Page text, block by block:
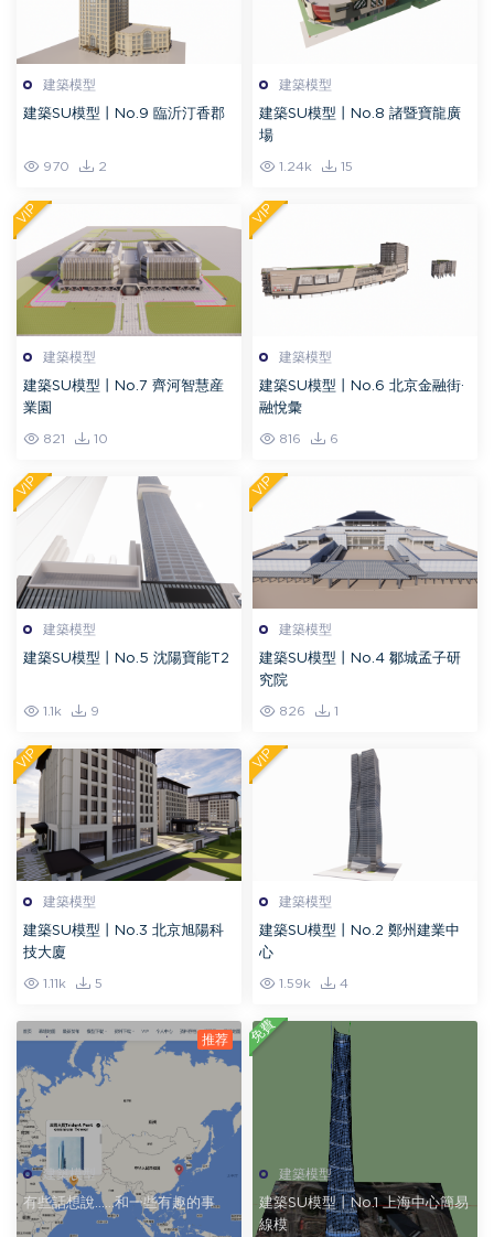
建築模型
建築SU模型丨No.9 臨沂汀香郡
970 2
建築模型
建築SU模型丨No.8 諸暨寶龍廣
場
1.24k 15
建築模型
建築SU模型丨No.7 齊河智慧産
業園
821 10
VIP
建築模型
建築SU模型丨No.6 北京金融街·
融悅彙
816 6
VIP
建築模型
建築SU模型丨No.5 沈陽寶能T2
1.1k 9
VIP
建築模型
建築SU模型丨No.4 鄒城孟子研
究院
826 1
VIP
建築模型
建築SU模型丨No.3 北京旭陽科
技大廈
1.11k 5
VIP
建築模型
建築SU模型丨No.2 鄭州建業中
心
1.59k 4
VIP
建築模型
有些話想說……和一些有趣的事
建築模型
建築SU模型丨No.1 上海中心簡易
線模
免費